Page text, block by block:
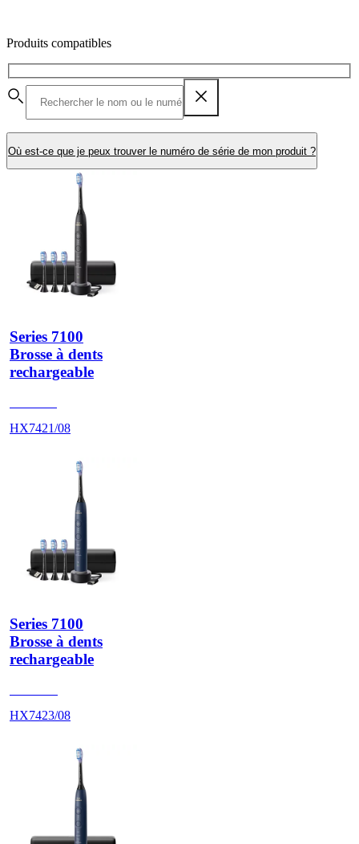
Produits compatibles
Où est-ce que je peux trouver le numéro de série de mon produit ?
Series 7100
Brosse à dents
rechargeable
HX7421/08
Series 7100
Brosse à dents
rechargeable
HX7423/08